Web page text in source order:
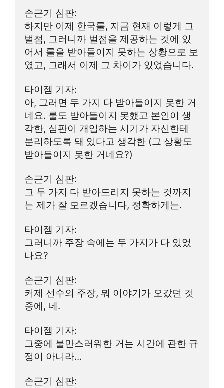
손근기 심판:
하지만 이제 한국룰, 지금 현재 이렇게 그
벌점, 그러니까 벌점을 제공하는 것에 있
어서 룰을 받아들이지 못하는 상황으로 보
였고, 그래서 이제 그 차이가 있었습니다.
타이젬 기자:
아, 그러면 두 가지 다 받아들이지 못한 거
네요. 룰도 받아들이지 못했고 본인이 생
각한, 심판이 개입하는 시기가 자신한테
분리하도록 돼 있다고 생각한 (그 상황도
받아들이지 못한 거네요?)
손근기 심판:
그 두 가지 다 받아드리지 못하는 것까지
는 제가 잘 모르겠습니다, 정확하게는.
타이젬 기자:
그러니까 주장 속에는 두 가지가 다 있었
나요?
손근기 심판:
커제 선수의 주장, 뭐 이야기가 오갔던 것
중에, 네.
타이젬 기자:
그중에 불만스러워한 거는 시간에 관한 규
정이 아니라...
손근기 심판: